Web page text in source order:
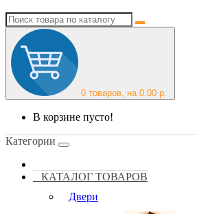
0 товаров, на 0.00 р.
В корзине пусто!
Категории
КАТАЛОГ ТОВАРОВ
Двери